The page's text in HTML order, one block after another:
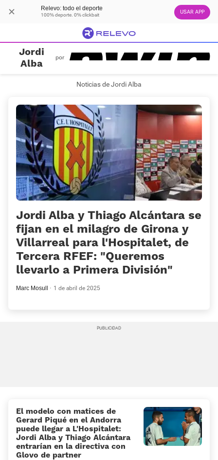
Relevo: todo el deporte
100% deporte. 0% clickbait USAR APP
Jordi
Alba
por
Noticias de Jordi Alba
Jordi Alba y Thiago Alcántara se
fijan en el milagro de Girona y
Villarreal para l'Hospitalet, de
Tercera RFEF: «Queremos
llevarlo a Primera División»
Marc Mosull 1 de abril de 2025
El modelo con matices de
Gerard Piqué en el Andorra
puede llegar a L'Hospitalet:
Jordi Alba y Thiago Alcántara
entrarían en la directiva con
Glovo de partner